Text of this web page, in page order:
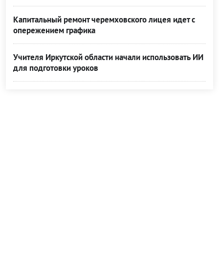
Капитальный ремонт черемховского лицея идет с
опережением графика
Учителя Иркутской области начали использовать ИИ
для подготовки уроков